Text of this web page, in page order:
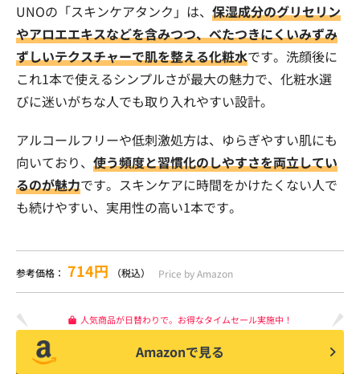
UNOの「スキンケアタンク」は、 保湿成分のグリセリン
やアロエエキスなどを含みつつ、べたつきにくいみずみ
ずしいテクスチャーで肌を整える化粧水です。洗顔後に
これ1本で使えるシンプルさが最大の魅力で、化粧水選
びに迷いがちな人でも取り入れやすい設計。
アルコールフリーや低刺激処方は、ゆらぎやすい肌にも
向いており、 使う頻度と習慣化のしやすさを両立してい
るのが魅力です。スキンケアに時間をかけたくない人で
も続けやすい、実用性の高い1本です。
参考価格： 714円 （税込） Price by Amazon
人気商品が日替わりで。お得なタイムセール実施中！
Amazonで見る